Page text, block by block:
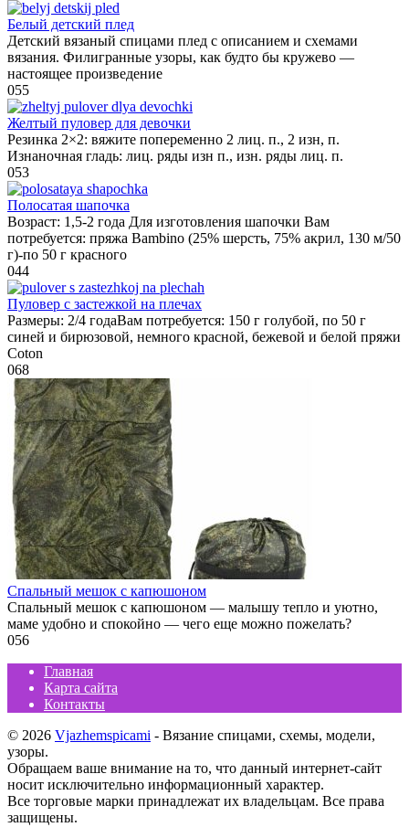
Белый детский плед
Детский вязаный спицами плед с описанием и схемами
вязания. Филигранные узоры, как будто бы кружево —
настоящее произведение
055
Желтый пуловер для девочки
Резинка 2×2: вяжите попеременно 2 лиц. п., 2 изн, п.
Изнаночная гладь: лиц. ряды изн п., изн. ряды лиц. п.
053
Полосатая шапочка
Возраст: 1,5-2 года Для изготовления шапочки Вам
потребуется: пряжа Bambino (25% шерсть, 75% акрил, 130 м/50
г)-по 50 г красного
044
Пуловер с застежкой на плечах
Размеры: 2/4 годаВам потребуется: 150 г голубой, по 50 г
синей и бирюзовой, немного красной, бежевой и белой пряжи
Coton
068
Спальный мешок с капюшоном
Спальный мешок с капюшоном — малышу тепло и уютно,
маме удобно и спокойно — чего еще можно пожелать?
056
Главная
Карта сайта
Контакты
© 2026 Vjazhemspicami - Вязание спицами, схемы, модели,
узоры.
Обращаем ваше внимание на то, что данный интернет-сайт
носит исключительно информационный характер.
Все торговые марки принадлежат их владельцам. Все права
защищены.